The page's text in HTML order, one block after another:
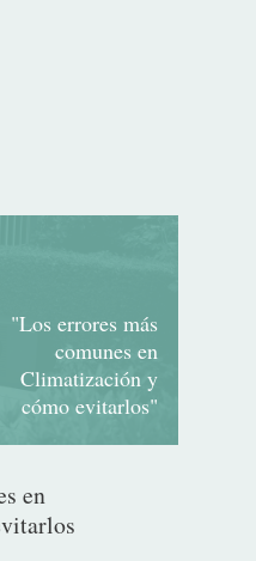
"Los errores más
comunes en
Climatización y
cómo evitarlos"
en